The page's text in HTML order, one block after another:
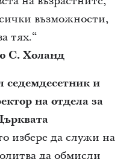
възможности,
тях.“
С. Холанд
и
на отдела за
избере да служи на
да обмисли